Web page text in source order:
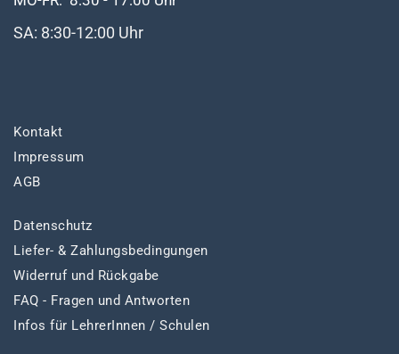
SA: 8:30-12:00 Uhr
Kontakt
Impressum
AGB
Datenschutz
Liefer- & Zahlungsbedingungen
Widerruf und Rückgabe
FAQ - Fragen und Antworten
Infos für LehrerInnen / Schulen